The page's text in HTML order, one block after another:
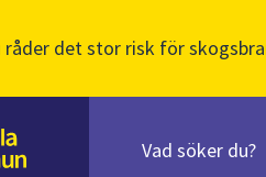
råder det stor risk för
innehåll